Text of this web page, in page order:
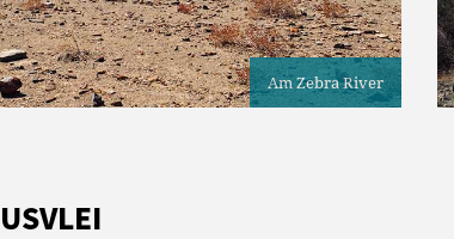
Am Zebra River